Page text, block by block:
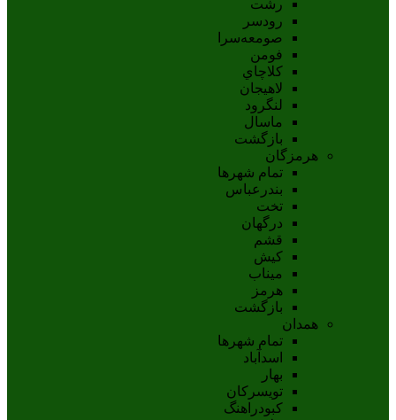
رشت
رودسر
صومعه‌سرا
فومن
کلاچاي
لاهيجان
لنگرود
ماسال
بازگشت
هرمزگان
تمام شهر‌ها
بندرعباس
تخت
درگهان
قشم
کيش
ميناب
هرمز
بازگشت
همدان
تمام شهر‌ها
اسدآباد
بهار
تويسرکان
کبودراهنگ